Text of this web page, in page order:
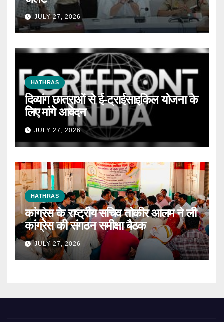
JULY 27, 2026
HATHRAS
दिव्यांग छात्राओं से ई-ट्राईसाइकिल योजना के
लिए मांगे आवेदन
JULY 27, 2026
HATHRAS
कांग्रेस के राष्ट्रीय सचिव तोकीर आलम ने ली
कांग्रेस की संगठन समीक्षा बैठक
JULY 27, 2026